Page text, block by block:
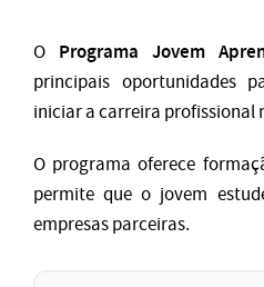
O Programa Jovem
principais oportunidades
iniciar a carreira profissional
O programa oferece
permite que o jovem
empresas parceiras.